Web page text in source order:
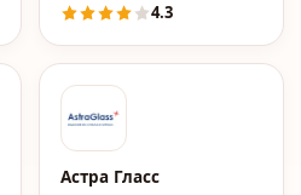
4.3
Астра Гласс